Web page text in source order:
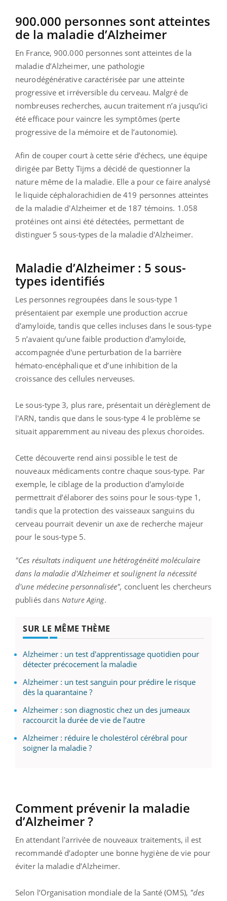
900.000 personnes sont atteintes
de la maladie d’Alzheimer
En France, 900.000 personnes sont atteintes de la
maladie d’Alzheimer, une pathologie
neurodégénérative caractérisée par une atteinte
progressive et irréversible du cerveau. Malgré de
nombreuses recherches, aucun traitement n’a jusqu’ici
été efficace pour vaincre les symptômes (perte
progressive de la mémoire et de l’autonomie).
Afin de couper court à cette série d’échecs, une équipe
dirigée par Betty Tijms a décidé de questionner la
nature même de la maladie. Elle a pour ce faire analysé
le liquide céphalorachidien de 419 personnes atteintes
de la maladie d'Alzheimer et de 187 témoins. 1.058
protéines ont ainsi été détectées, permettant de
distinguer 5 sous-types de la maladie d'Alzheimer.
Maladie d’Alzheimer : 5 sous-
types identifiés
Les personnes regroupées dans le sous-type 1
présentaient par exemple une production accrue
d'amyloïde, tandis que celles incluses dans le sous-type
5 n’avaient qu’une faible production d'amyloïde,
accompagnée d'une perturbation de la barrière
hémato-encéphalique et d’une inhibition de la
croissance des cellules nerveuses.
Le sous-type 3, plus rare, présentait un dérèglement de
l'ARN, tandis que dans le sous-type 4 le problème se
situait apparemment au niveau des plexus choroïdes.
Cette découverte rend ainsi possible le test de
nouveaux médicaments contre chaque sous-type. Par
exemple, le ciblage de la production d'amyloïde
permettrait d’élaborer des soins pour le sous-type 1,
tandis que la protection des vaisseaux sanguins du
cerveau pourrait devenir un axe de recherche majeur
pour le sous-type 5.
"Ces résultats indiquent une hétérogénéité moléculaire
dans la maladie d'Alzheimer et soulignent la nécessité
d'une médecine personnalisée", concluent les chercheurs
publiésdansNature Aging.
SUR LE MÊME THÈME
Alzheimer : un test d'apprentissage quotidien pour
détecter précocement la maladie
Alzheimer : un test sanguin pour prédire le risque
dès la quarantaine ?
Alzheimer : son diagnostic chez un des jumeaux
raccourcit la durée de vie de l’autre
Alzheimer : réduire le cholestérol cérébral pour
soigner la maladie ?
Comment prévenir la maladie
d’Alzheimer ?
En attendant l'arrivée de nouveaux traitements, il est
recommandé d’adopter une bonne hygiène de vie pour
éviter la maladie d’Alzheimer.
Selon l’Organisation mondiale de la Santé (OMS), "des